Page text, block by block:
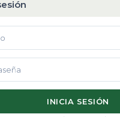
INICIA SESIÓN